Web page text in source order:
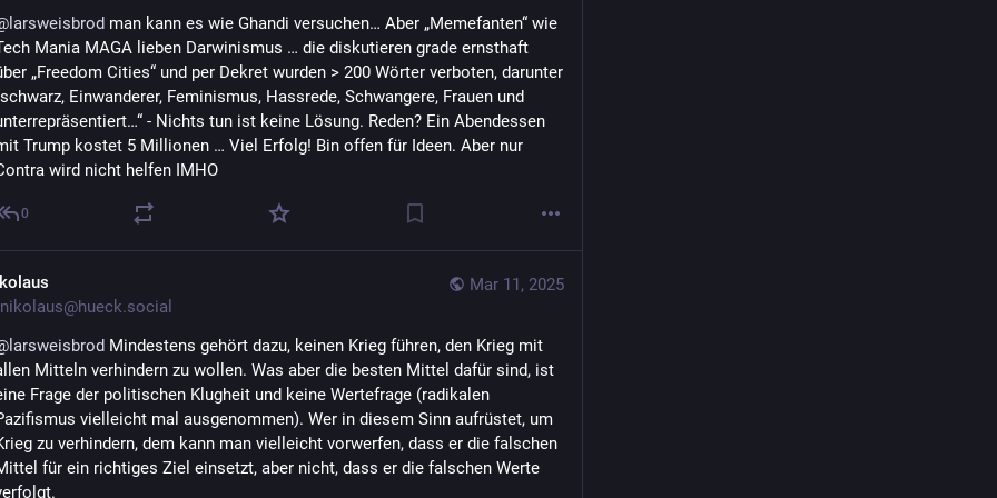
larsweisbrod man kann es wie Ghandi versuchen… Aber „Memefanten“ wie
Mania MAGA lieben Darwinismus … die diskutieren grade ernsthaft
„Freedom Cities“ und per Dekret wurden > 200 Wörter verboten, darunter
Einwanderer, Feminismus, Hassrede, Schwangere, Frauen und
- Nichts tun ist keine Lösung. Reden? Ein Abendessen
Trump kostet 5 Millionen … Viel Erfolg! Bin offen für Ideen. Aber nur
wird nicht helfen IMHO
0
Mar 11, 2025
larsweisbrod Mindestens gehört dazu, keinen Krieg führen, den Krieg mit
Mitteln verhindern zu wollen. Was aber die besten Mittel dafür sind, ist
Frage der politischen Klugheit und keine Wertefrage (radikalen
vielleicht mal ausgenommen). Wer in diesem Sinn aufrüstet, um
zu verhindern, dem kann man vielleicht vorwerfen, dass er die falschen
für ein richtiges Ziel einsetzt, aber nicht, dass er die falschen Werte